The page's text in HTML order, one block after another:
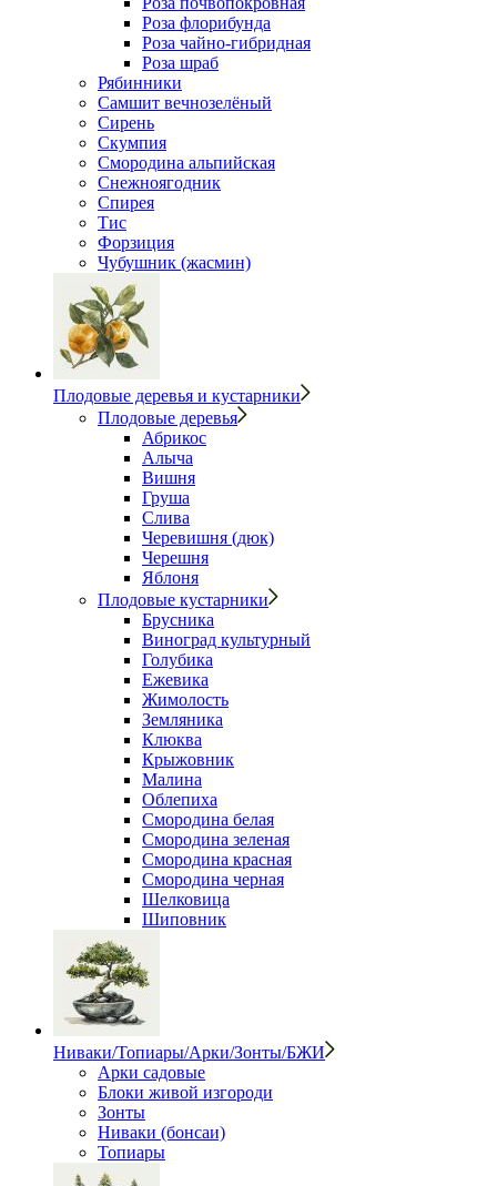
Роза флорибунда
Роза чайно-гибридная
Роза шраб
Рябинники
Самшит вечнозелёный
Сирень
Скумпия
Смородина альпийская
Снежноягодник
Спирея
Тис
Форзиция
Чубушник (жасмин)
Плодовые деревья и кустарники
Плодовые деревья
Абрикос
Алыча
Вишня
Груша
Слива
Черевишня (дюк)
Черешня
Яблоня
Плодовые кустарники
Брусника
Виноград культурный
Голубика
Ежевика
Жимолость
Земляника
Клюква
Крыжовник
Малина
Облепиха
Смородина белая
Смородина зеленая
Смородина красная
Смородина черная
Шелковица
Шиповник
Ниваки/Топиары/Арки/Зонты/БЖИ
Арки садовые
Блоки живой изгороди
Зонты
Ниваки (бонсаи)
Топиары